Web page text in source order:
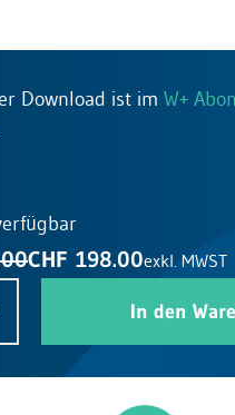
Download ist im W+
CHF 198.00exkl. MWST
In den